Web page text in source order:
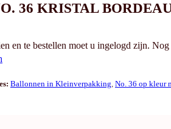
36 KRISTAL
en te bestellen moet u ingelogd zijn. Nog
Ballonnen in Kleinverpakking No. 36 op kleur